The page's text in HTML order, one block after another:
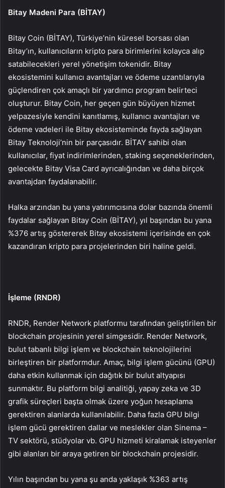
Bitay Madeni Para (BİTAY)
Bitay Coin (BİTAY), Türkiye’nin küresel borsası olan
Bitay’ın, kullanıcıların kripto para birimlerini kolayca alıp
satabilecekleri yerel yönetişim tokenidir. Bitay
ekosistemini kullanıcı avantajları ve ödeme uzantılarıyla
güçlendiren çok amaçlı bir yardımcı program belirteci
oluşturur. Bitay Coin, her geçen gün büyüyen hizmet
yelpazesiyle kendini kanıtlamış, kullanıcı avantajları ve
ödeme vadeleri ile Bitay ekosisteminde fayda sağlayan
Bitay Teknoloji’nin bir parçasıdır. BİTAY sahibi olan
kullanıcılar, fiyat indirimlerinden, staking seçeneklerinden,
gelecekte Bitay Visa Card ayrıcalığından ve daha birçok
avantajdan faydalanabilir.
Halka arzından bu yana yatırımcısına dolar bazında önemli
faydalar sağlayan Bitay Coin (BİTAY), yıl başından bu yana
%376 artış göstererek Bitay ekosistemi içerisinde en çok
kazandıran kripto para projelerinden biri haline geldi.
İşleme (RNDR)
RNDR, Render Network platformu tarafından geliştirilen bir
blockchain projesinin yerel simgesidir. Render Network,
bulut tabanlı bilgi işlem ve blockchain teknolojilerini
birleştiren bir platformdur. Amaç, bilgi işlem gücünü (GPU)
daha etkin kullanmak için dağıtık bir bulut altyapısı
sunmaktır. Bu platform bilgi analitiği, yapay zeka ve 3D
grafik süreçleri başta olmak üzere yoğun hesaplama
gerektiren alanlarda kullanılabilir. Daha fazla GPU bilgi
işlem gücü gerektiren dallar ve meslekler olan Sinema –
TV sektörü, stüdyolar vb. GPU hizmeti kiralamak isteyenler
gibi alanları bir araya getiren bir blockchain projesidir.
Yılın başından bu yana şu anda yaklaşık %363 artış